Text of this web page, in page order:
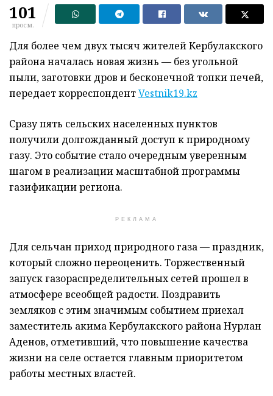
101
просм.
Для более чем двух тысяч жителей Кербулакского
района началась новая жизнь — без угольной
пыли, заготовки дров и бесконечной топки печей,
передает корреспондентVestnik19.kz
Сразу пять сельских населенных пунктов
получили долгожданный доступ к природному
газу. Это событие стало очередным уверенным
шагом в реализации масштабной программы
газификации региона.
РЕКЛАМА
Для сельчан приход природного газа — праздник,
который сложно переоценить. Торжественный
запуск газораспределительных сетей прошел в
атмосфере всеобщей радости. Поздравить
земляков с этим значимым событием приехал
заместитель акима Кербулакского района Нурлан
Аденов, отметивший, что повышение качества
жизни на селе остается главным приоритетом
работы местных властей.